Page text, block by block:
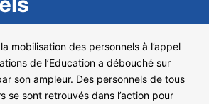
mobilisation des personnels à l’appel
de l’Education a débouché sur
son ampleur. Des personnels de tous
se sont retrouvés dans l’action pour